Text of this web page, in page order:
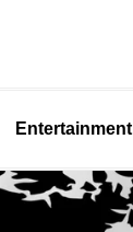
Entertainment